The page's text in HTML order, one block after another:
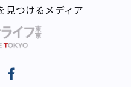
見つけるメディア